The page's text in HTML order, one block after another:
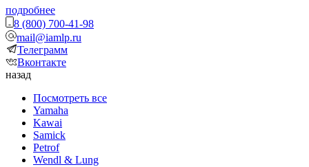
подробнее
8 (800) 700-41-98
mail@iamlp.ru
Телеграмм
Вконтакте
назад
Посмотреть все
Yamaha
Kawai
Samick
Petrof
Wendl & Lung